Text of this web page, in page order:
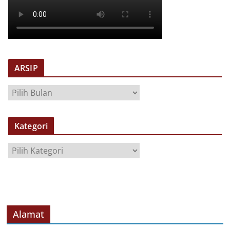
ARSIP
R
S
P
Kategori
a
r
Alamat